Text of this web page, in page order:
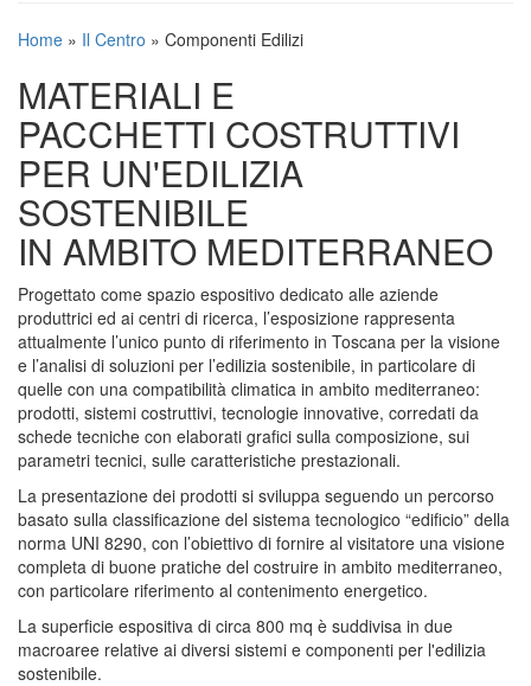
Home » Il Centro » Componenti Edilizi
MATERIALI E
PACCHETTI COSTRUTTIVI
PER UN'EDILIZIA
SOSTENIBILE
IN AMBITO MEDITERRANEO
Progettato come spazio espositivo dedicato alle aziende
produttrici ed ai centri di ricerca, l’esposizione rappresenta
attualmente l’unico punto di riferimento in Toscana per la visione
e l’analisi di soluzioni per l’edilizia sostenibile, in particolare di
quelle con una compatibilità climatica in ambito mediterraneo:
prodotti, sistemi costruttivi, tecnologie innovative, corredati da
schede tecniche con elaborati grafici sulla composizione, sui
parametri tecnici, sulle caratteristiche prestazionali.
La presentazione dei prodotti si sviluppa seguendo un percorso
basato sulla classificazione del sistema tecnologico “edificio” della
norma UNI 8290, con l’obiettivo di fornire al visitatore una visione
completa di buone pratiche del costruire in ambito mediterraneo,
con particolare riferimento al contenimento energetico.
La superficie espositiva di circa 800 mq è suddivisa in due
macroaree relative ai diversi sistemi e componenti per l'edilizia
sostenibile.